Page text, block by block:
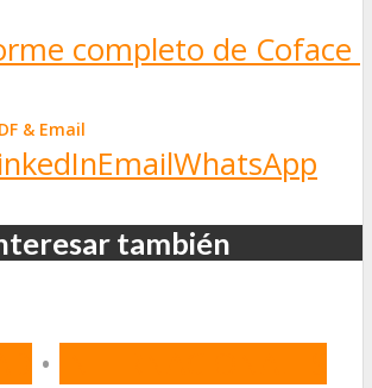
completo de Coface
EmailWhatsApp
también
•